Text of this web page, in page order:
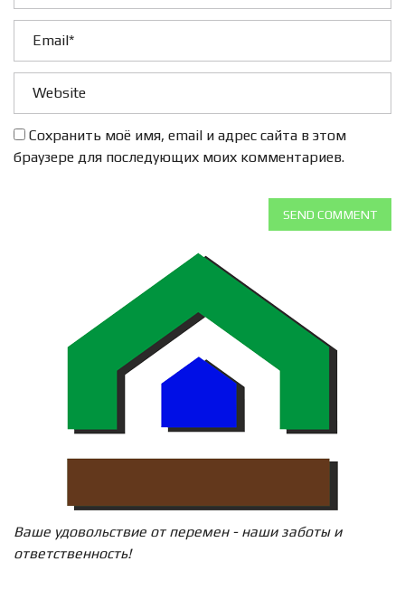
Сохранить моё имя, email и адрес сайта в этом
браузере для последующих моих комментариев.
SEND COMMENT
Ваше удовольствие от перемен - наши заботы и
ответственность!